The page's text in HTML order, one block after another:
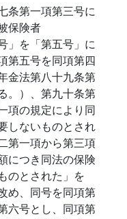
条第一項第三号に
保険者
」を「第五号」に
第五号を同項第四
金法第八十九条第
。）、第九十条第
項の規定により同
しないものとされ
第一項から第三項
につき同法の保険
のとされた」を
め、同号を同項第
六号とし、同項第